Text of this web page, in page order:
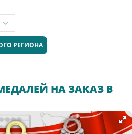
РЕГИОНА
НА ЗАКАЗ В